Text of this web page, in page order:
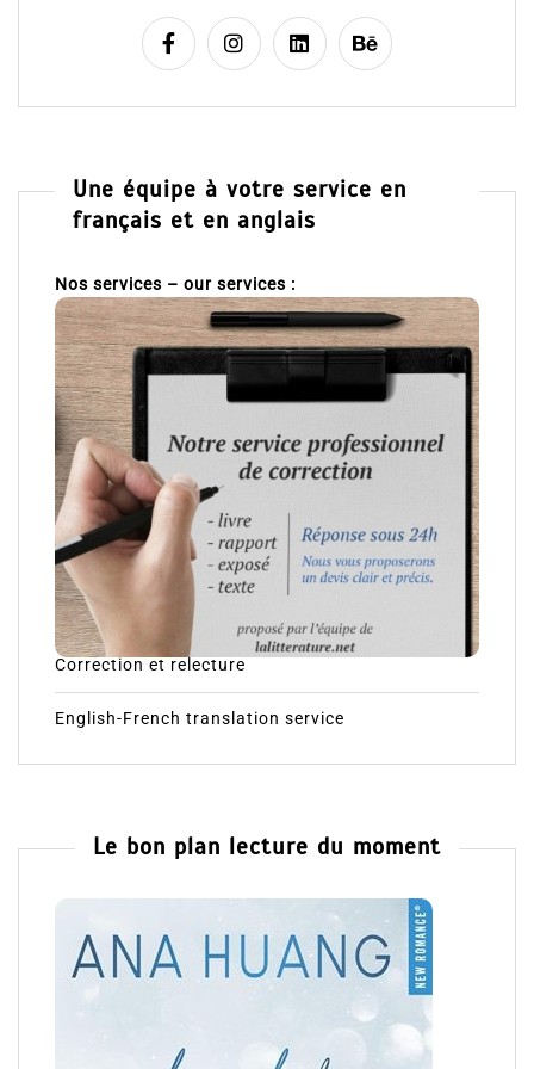
Une équipe à votre service en
français et en anglais
Nos services – our services :
Correction et relecture
English-French translation service
Le bon plan lecture du moment